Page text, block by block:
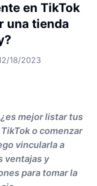
en TikTok
una tienda
18/2023
mejor listar tus
o comenzar
vincularla a
ventajas y
para tomar la